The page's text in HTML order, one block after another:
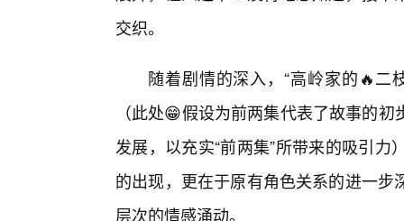
交织。
随着剧情的深入，“高岭家的🔥二
（此处😁假设为前两集代表了故事的
发展，以充实“前两集”所带来的吸引
的出现，更在于原有角色关系的进一
层次的情感涌动。